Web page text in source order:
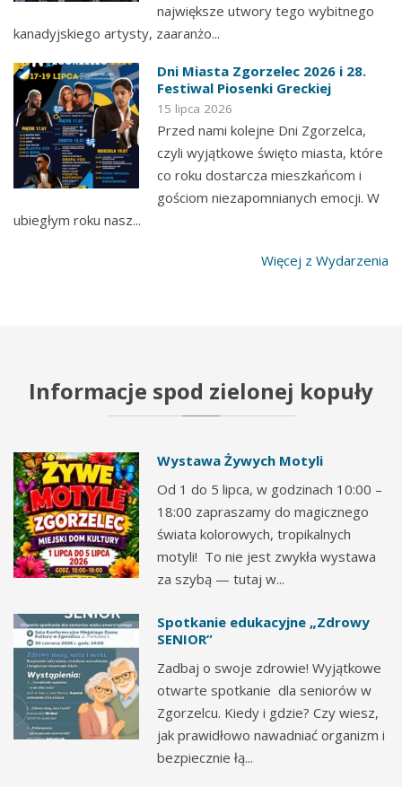
największe utwory tego wybitnego
kanadyjskiego artysty, zaaranżo...
Dni Miasta Zgorzelec 2026 i 28.
Festiwal Piosenki Greckiej
15 lipca 2026
Przed nami kolejne Dni Zgorzelca,
czyli wyjątkowe święto miasta, które
co roku dostarcza mieszkańcom i
gościom niezapomnianych emocji. W
ubiegłym roku nasz...
Więcej z Wydarzenia
Informacje spod zielonej kopuły
Wystawa Żywych Motyli
Od 1 do 5 lipca, w godzinach 10:00 –
18:00 zapraszamy do magicznego
świata kolorowych, tropikalnych
motyli! To nie jest zwykła wystawa
za szybą — tutaj w...
Spotkanie edukacyjne „Zdrowy
SENIOR”
Zadbaj o swoje zdrowie! Wyjątkowe
otwarte spotkanie dla seniorów w
Zgorzelcu. Kiedy i gdzie? Czy wiesz,
jak prawidłowo nawadniać organizm i
bezpiecznie łą...